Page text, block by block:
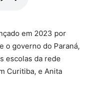
em 2023 por
o governo do Paraná,
escolas da rede
Curitiba, e Anita